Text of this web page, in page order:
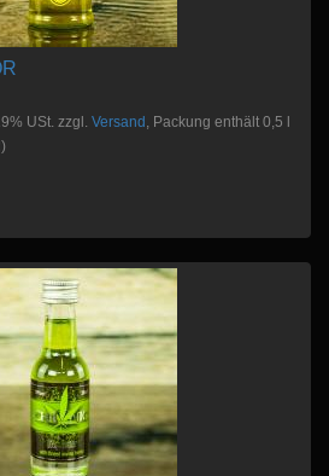
USt. zzgl. Versand , Packung enthält 0,5 l